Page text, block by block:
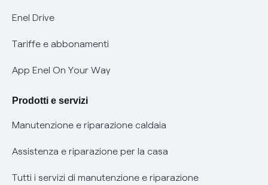
Informativa Privacy AI
Mobilità Elettrica
Phishing e truffe online
Verifica chi ti ha chiamato
Agevolazione utenti con disabilità per offerte Fibra
Informativa RAEE
Enel Drive
Tariffe e abbonamenti
App Enel On Your Way
Prodotti e servizi
Manutenzione e riparazione caldaia
Assistenza e riparazione per la casa
Tutti i servizi di manutenzione e riparazione